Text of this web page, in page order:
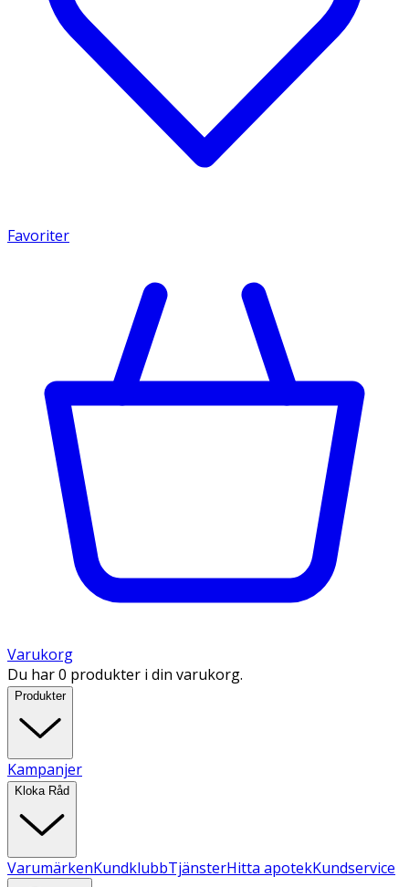
Favoriter
Varukorg
Du har 0 produkter i din varukorg.
Produkter
Kampanjer
Kloka Råd
VarumärkenKundklubbTjänsterHitta apotekKundservice